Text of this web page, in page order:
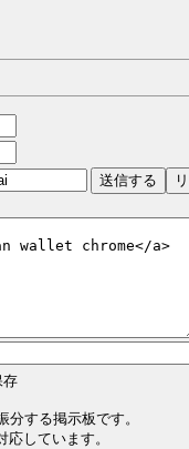
存
する掲示板です。
しています。